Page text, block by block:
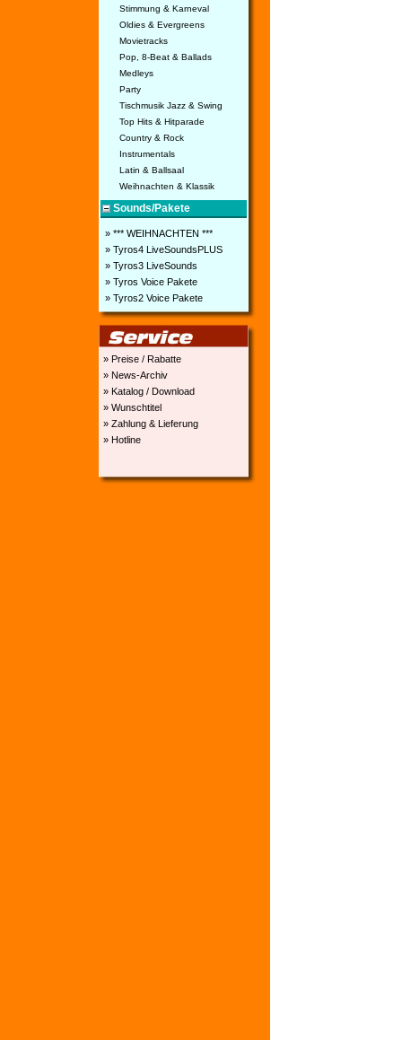
Stimmung & Karneval
Oldies & Evergreens
Movietracks
Pop, 8-Beat & Ballads
Medleys
Party
Tischmusik Jazz & Swing
Top Hits & Hitparade
Country & Rock
Instrumentals
Latin & Ballsaal
Weihnachten & Klassik
Sounds/Pakete
» *** WEIHNACHTEN ***
» Tyros4 LiveSoundsPLUS
» Tyros3 LiveSounds
» Tyros Voice Pakete
» Tyros2 Voice Pakete
» Preise / Rabatte
» News-Archiv
» Katalog / Download
» Wunschtitel
» Zahlung & Lieferung
» Hotline